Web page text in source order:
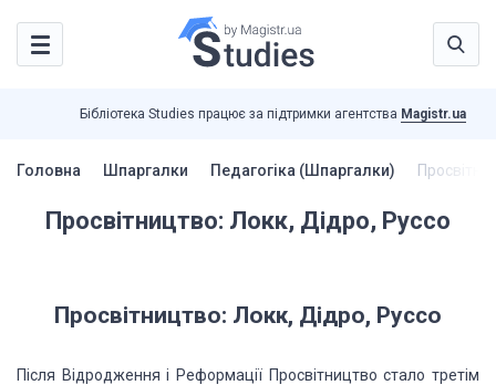
Бібліотека Studies працює за підтримки агентства Magistr.ua
Головна Шпаргалки Педагогіка (Шпаргалки)
Просвітництво: Локк, Дідро, Руссо
Просвітництво: Локк, Дідро, Руссо
Після Відродження і Реформації Просвітництво стало третім